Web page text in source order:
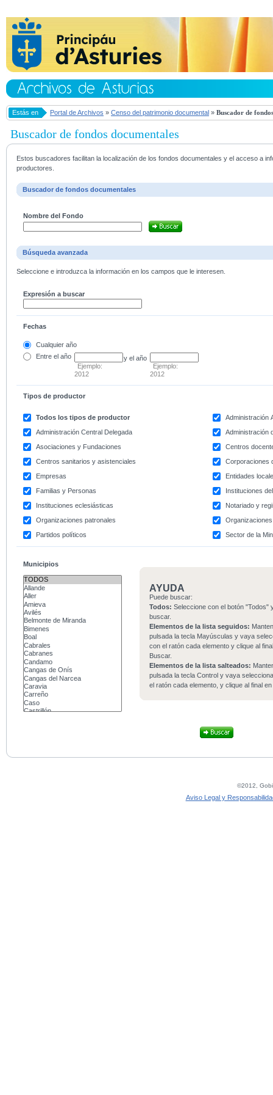
Estás en Portal de Archivos » Censo del patrimonio documental » Buscador de
Buscador de fondos documentales
Estos buscadores facilitan la localización de los fondos documentales y el acceso a
productores.
Buscador de fondos documentales
Nombre del Fondo
Búsqueda avanzada
Seleccione e introduzca la información en los campos que le interesen.
Expresión a buscar
Fechas
Cualquier año
Entre el año
Ejemplo:
2012
y el año
Ejemplo:
2012
Tipos de productor
Todos los tipos de productor
Administración
Administración Central Delegada
Administración
Asociaciones y Fundaciones
Centros
Centros sanitarios y asistenciales
Corporaciones
Empresas
Entidades
Familias y Personas
Instituciones
Instituciones eclesiásticas
Notariado y
Organizaciones patronales
Partidos políticos
Sector de la
Municipios
AYUDA
Puede buscar:
Todos: Seleccione con el botón "Todos"
buscar.
Elementos de la lista seguidos:
pulsada la tecla Mayúsculas y vaya
con el ratón cada elemento y clique al
Buscar.
Elementos de la lista salteados:
pulsada la tecla Control y vaya
el ratón cada elemento, y clique al final
©2012,
Aviso Legal y